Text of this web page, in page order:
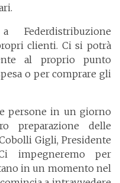
clienti. Ci si potrà
al proprio punto
o per comprare gli
persone in un giorno
preparazione delle
Gigli, Presidente
impegneremo per
in un momento nel